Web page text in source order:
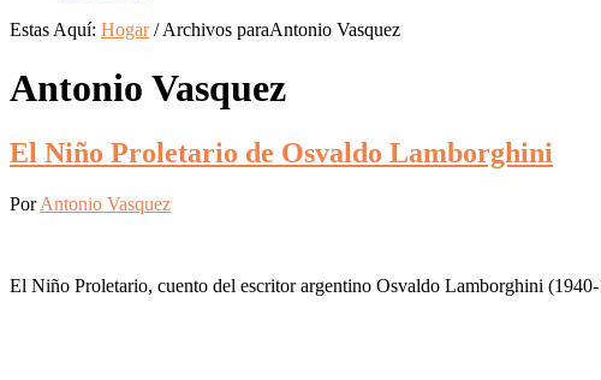
Estas Aquí: Hogar /Archivos paraAntonio Vasquez
Antonio Vasquez
El Niño Proletario de Osvaldo Lamborghini
PorAntonio Vasquez
El Niño Proletario, cuento del escritor argentino Osvaldo Lamborghini